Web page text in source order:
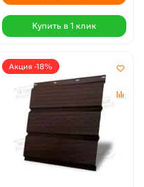
Купить в 1 клик
Акция -18%